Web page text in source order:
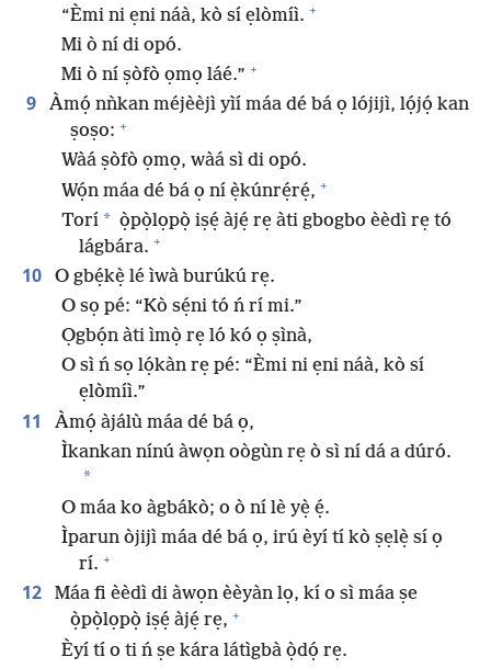
“Èmi ni ẹni náà, kò sí ẹlòmíì. +
Mi ò ní di opó.
Mi ò ní ṣòfò ọmọ láé.” +
9
Àmọ́ nǹkan méjèèjì yìí máa dé bá ọ lójijì, lọ́jọ́ kan
ṣoṣo: +
Wàá ṣòfò ọmọ, wàá sì di opó.
Wọ́n máa dé bá ọ ní ẹ̀kúnrẹ́rẹ́, +
Torí * ọ̀pọ̀lọpọ̀ iṣẹ́ àjẹ́ rẹ àti gbogbo èèdì rẹ tó
lágbára. +
10
O gbẹ́kẹ̀ lé ìwà burúkú rẹ.
O sọ pé: “Kò sẹ́ni tó ń rí mi.”
Ọgbọ́n àti ìmọ̀ rẹ ló kó ọ ṣìnà,
O sì ń sọ lọ́kàn rẹ pé: “Èmi ni ẹni náà, kò sí
ẹlòmíì.”
11
Àmọ́ àjálù máa dé bá ọ,
Ìkankan nínú àwọn oògùn rẹ ò sì ní dá a dúró.
*
O máa ko àgbákò; o ò ní lè yẹ̀ ẹ́.
Ìparun òjijì máa dé bá ọ, irú èyí tí kò ṣẹlẹ̀ sí ọ
rí. +
12
Máa fi èèdì di àwọn èèyàn lọ, kí o sì máa ṣe
ọ̀pọ̀lọpọ̀ iṣẹ́ àjẹ́ rẹ, +
Èyí tí o ti ń ṣe kára látìgbà ọ̀dọ́ rẹ.